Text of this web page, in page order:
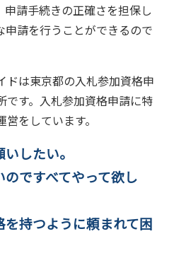
請手続きの正確さを担保し
申請を行うことができるので
ドは東京都の入札参加資格申
です。入札参加資格申請に特
をしています。
したい。
ですべてやって欲し
持つように頼まれて困